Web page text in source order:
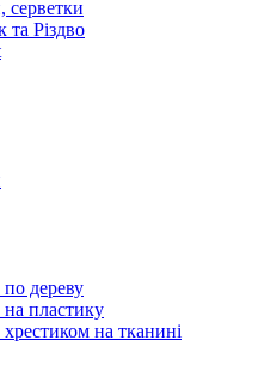
та Різдво
дереву
пластику
на тканині